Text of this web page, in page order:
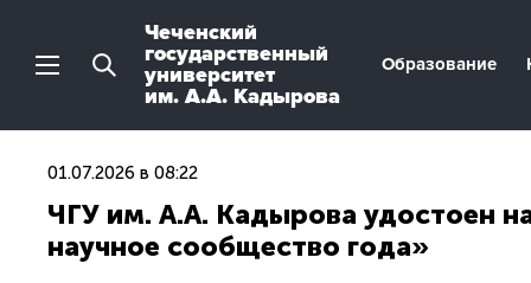
Чеченский
государственный
университет
им. А.А. Кадырова
Образование
01.07.2026 в 08:22
ЧГУ им. А.А. Кадырова удостоен
научное сообщество года»